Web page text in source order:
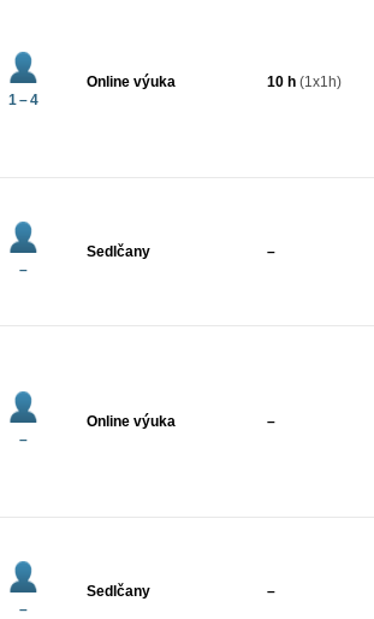
1 – 4
Online výuka 10 h (1x1h)
–
Sedlčany –
–
Online výuka –
–
Sedlčany –